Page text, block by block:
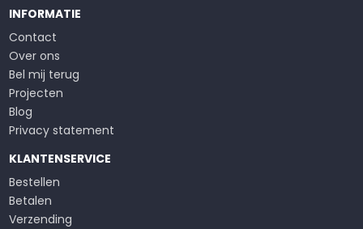
INFORMATIE
Contact
Over ons
Bel mij terug
Projecten
Blog
Privacy statement
KLANTENSERVICE
Bestellen
Betalen
Verzending